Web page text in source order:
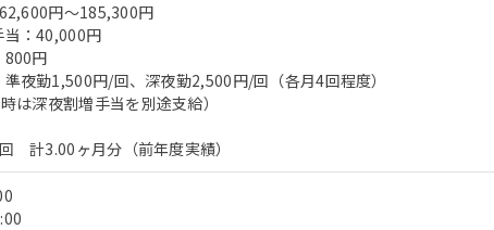
円～185,300円
当：40,000円
800円
夜勤1,500円/回、深夜勤2,500円/回（各月4回程度）
時は深夜割増手当を別途支給）
計3.00ヶ月分（前年度実績）